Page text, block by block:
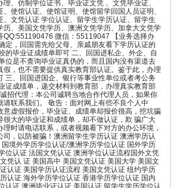
、仿制学位证书、毕业证文凭 、文凭毕业证、
使馆认证、使馆证明、使馆留学回国人员证明、
、文凭认证 学位认证、留学生学历认证、留学生
历、美国文凭学历、澳洲文凭学历、加拿大文凭学
QQ:551190476 微信：55119047 【业务选择办
定，回国需先给父母、亲戚朋友看下学历认证的
的毕业证成绩单即可 二、回国进私企、外企、自
位是不查询毕业证真伪的，而且国内没有渠道去
假，也不需要提供真实教育部认证。鉴于此，办理
三、回国进国企、银行等事业性单位或者考公务
证成绩单，递交材料到教育部，办理真实教育部
招代理：本公司诚聘当地合作代理人员，如果你
请联系我们。 敬告：面对网上有些不良个人中
意虚假报价，毕业证、成绩单却报价很高，挖坑骗
很大的毕业证和成绩单，却不做认证，欺 骗广大
理时请电话联系，或者视频看下对方的办公环境，
司，以防被骗！澳洲留学生学历认证 澳洲学历认
境外学历学位认证/澳洲学历学位认证 国外学历
位认证 法国文凭认证 澳洲学位认证流程国外文凭
凭认 证 美国高中 美国文凭认证 美国大学 美国文
认证 美国学历认证流程 美国文凭认证 纽约学历
认证 海外学历学位认证 香港学历学位认证 国内